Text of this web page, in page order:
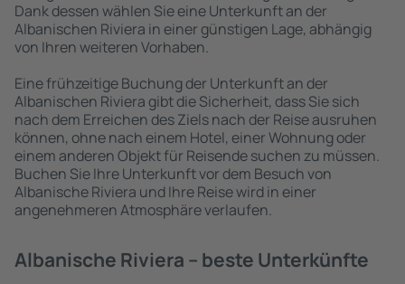
Dank dessen wählen Sie eine Unterkunft an der
Albanischen Riviera in einer günstigen Lage, abhängig
von Ihren weiteren Vorhaben.
Eine frühzeitige Buchung der Unterkunft an der
Albanischen Riviera gibt die Sicherheit, dass Sie sich
nach dem Erreichen des Ziels nach der Reise ausruhen
können, ohne nach einem Hotel, einer Wohnung oder
einem anderen Objekt für Reisende suchen zu müssen.
Buchen Sie Ihre Unterkunft vor dem Besuch von
Albanische Riviera und Ihre Reise wird in einer
angenehmeren Atmosphäre verlaufen.
Albanische Riviera – beste Unterkünfte